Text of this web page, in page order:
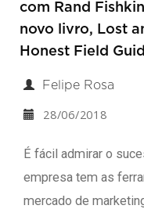
com Rand
novo livro, Lost
Honest Field
Felipe Rosa
28/06/2018
É fácil admirar o
empresa tem as
mercado de